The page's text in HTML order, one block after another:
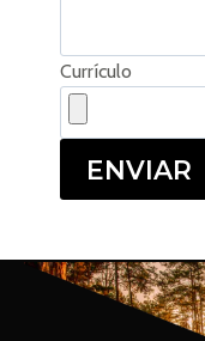
Currículo
ENVIAR